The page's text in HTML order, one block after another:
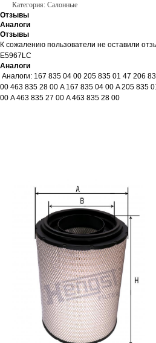
Категория: Салонные
Отзывы
Аналоги
Отзывы
К сожалению пользователи не оставили
E5967LC
Аналоги
Аналоги: 167 835 04 00 205 835 01 47 206
00 463 835 28 00 A 167 835 04 00 A 205 835
00 A 463 835 27 00 A 463 835 28 00